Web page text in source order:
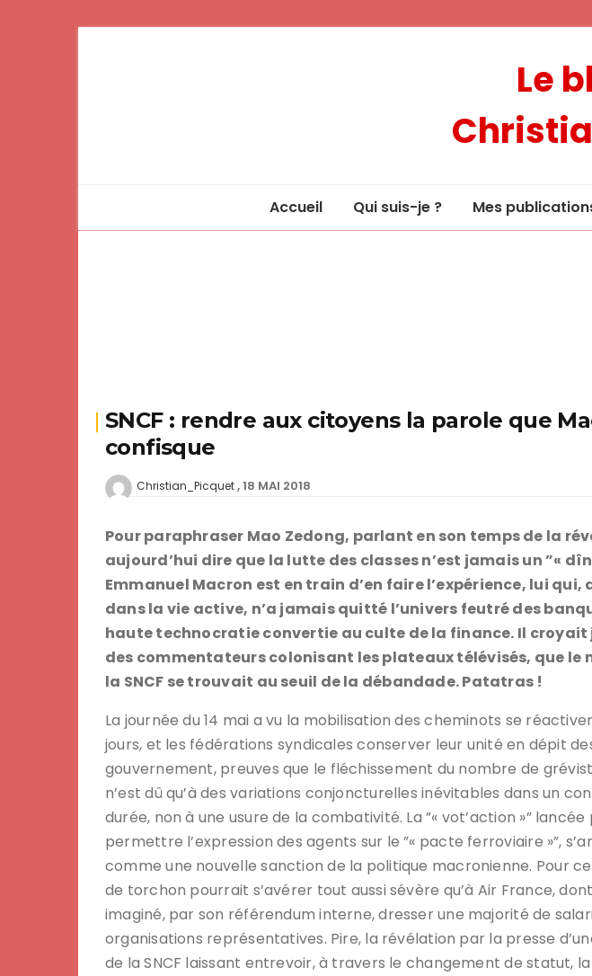
Le
Accueil Qui suis-je ? Mes
SNCF : rendre aux citoyens la parole que
confisque
Christian_Picquet 18 MAI 2018
Pour paraphraser Mao Zedong, parlant en son temps de la
aujourd’hui dire que la lutte des classes n’est jamais un ”«
Emmanuel Macron est en train d’en faire l’expérience, lui qui,
dans la vie active, n’a jamais quitté l’univers feutré des
haute technocratie convertie au culte de la finance. Il croyait
des commentateurs colonisant les plateaux télévisés, que le
la SNCF se trouvait au seuil de la débandade. Patatras !
La journée du 14 mai a vu la mobilisation des cheminots se
jours, et les fédérations syndicales conserver leur unité en dépit
gouvernement, preuves que le fléchissement du nombre de
n’est dû qu’à des variations conjoncturelles inévitables dans un
durée, non à une usure de la combativité. La ”« vot’action »”
permettre l’expression des agents sur le ”« pacte ferroviaire »”,
comme une nouvelle sanction de la politique macronienne. Pour
de torchon pourrait s’avérer tout aussi sévère qu’à Air France,
imaginé, par son référendum interne, dresser une majorité de
organisations représentatives. Pire, la révélation par la presse
de la SNCF laissant entrevoir, à travers le changement de statut,